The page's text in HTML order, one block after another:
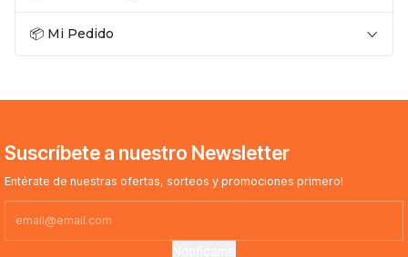
📦 Mi Pedido
Suscríbete a nuestro Newsletter
Entérate de nuestras ofertas, sorteos y promociones primero!